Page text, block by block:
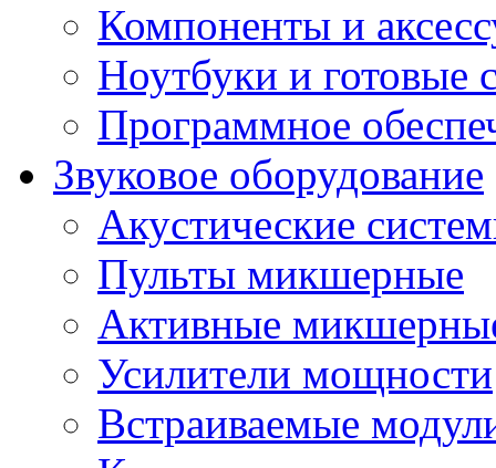
Компоненты и
Ноутбуки и готовые
Программное
Звуковое оборудование
Акустические
Пульты микшерные
Активные
Усилители мощности
Встраиваемые